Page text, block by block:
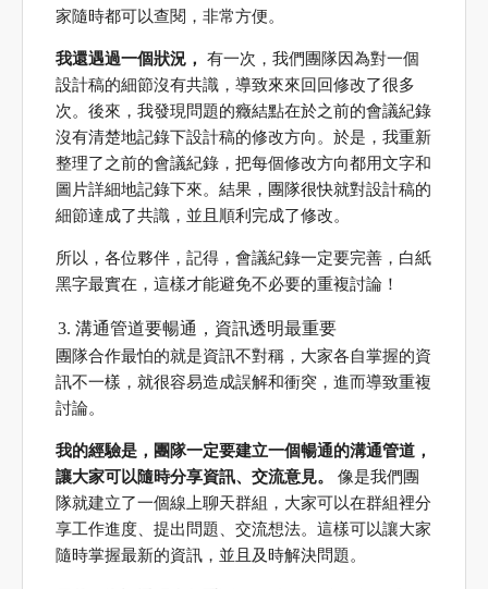
家隨時都可以查閱，非常方便。
我還遇過一個狀況，
有一次，我們團隊因為對一個
設計稿的細節沒有共識，導致來來回回修改了很多
次。後來，我發現問題的癥結點在於之前的會議紀錄
沒有清楚地記錄下設計稿的修改方向。於是，我重新
整理了之前的會議紀錄，把每個修改方向都用文字和
圖片詳細地記錄下來。結果，團隊很快就對設計稿的
細節達成了共識，並且順利完成了修改。
所以，各位夥伴，記得，會議紀錄一定要完善，白紙
黑字最實在，這樣才能避免不必要的重複討論！
溝通管道要暢通，資訊透明最重要
團隊合作最怕的就是資訊不對稱，大家各自掌握的資
訊不一樣，就很容易造成誤解和衝突，進而導致重複
討論。
我的經驗是，團隊一定要建立一個暢通的溝通管道，
讓大家可以隨時分享資訊、交流意見。
像是我們團
隊就建立了一個線上聊天群組，大家可以在群組裡分
享工作進度、提出問題、交流想法。這樣可以讓大家
隨時掌握最新的資訊，並且及時解決問題。